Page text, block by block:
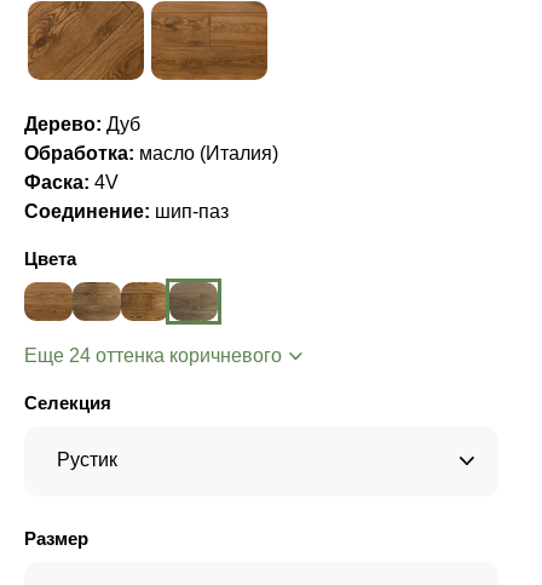
Дерево: Дуб
Обработка: масло (Италия)
Фаска: 4V
Соединение: шип-паз
Цвета
Еще 24 оттенка коричневого
Селекция
Рустик
Размер